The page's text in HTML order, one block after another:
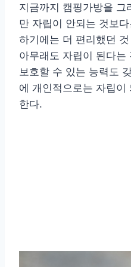
지금까지 캠핑가방을 그
만 자립이 안되는 것보
하기에는 더 편리했던
아무래도 자립이 된다는
보호할 수 있는 능력도
에 개인적으로는 자립이
한다.